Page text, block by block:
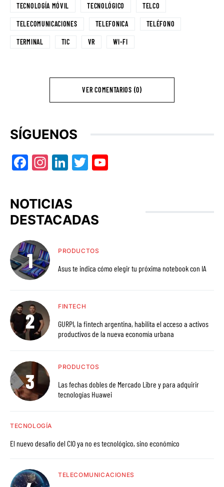
TECNOLOGÍA MÓVIL TECNOLÓGICO TELCO
TELECOMUNICACIONES TELEFONICA TELÉFONO
TERMINAL TIC VR WI-FI
VER COMENTARIOS (0)
SÍGUENOS
Facebook
Instagram
LinkedIn
Twitter
NOTICIAS
DESTACADAS
PRODUCTOS
Asus te indica cómo elegir tu próxima notebook con IA
FINTECH
GURPI, la fintech argentina, habilita el acceso a activos
productivos de la nueva economía urbana
PRODUCTOS
Las fechas dobles de Mercado Libre y para adquirir
tecnologías Huawei
TECNOLOGÍA
El nuevo desafío del CIO ya no es tecnológico, sino económico
TELECOMUNICACIONES